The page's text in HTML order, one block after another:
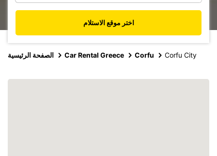
اختر موقع الاستلام
الصفحة الرئيسية Car Rental Greece Corfu Corfu City